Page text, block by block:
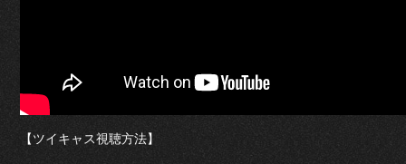
【ツイキャス視聴方法】